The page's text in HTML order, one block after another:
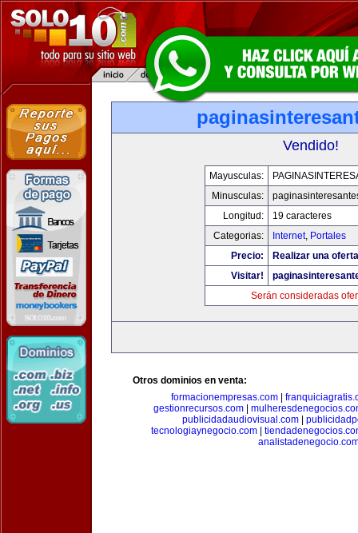
Vendido!
Mayusculas:
Minusculas:
Longitud:
19 caracteres
Categorias:
Internet, Portales
Precio:
Realizar una
Visitar!
Serán consideradas
Otros dominios en venta:
formacionempresas.com|
gestionrecursos.com|
publicidadaudiovisual.com|
tecnologiaynegocio.com